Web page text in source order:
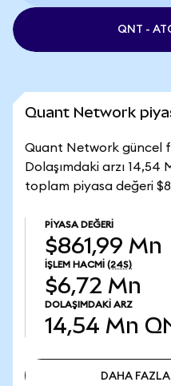
QNT -
Quant Network
Quant Network güncel
Dolaşımdaki arzı
toplam piyasa değeri
PIYASA DEĞERI
$861,99 Mn
İŞLEM HACMI (24S)
$6,72 Mn
DOLAŞIMDAKI ARZ
14,54 Mn
DAHA